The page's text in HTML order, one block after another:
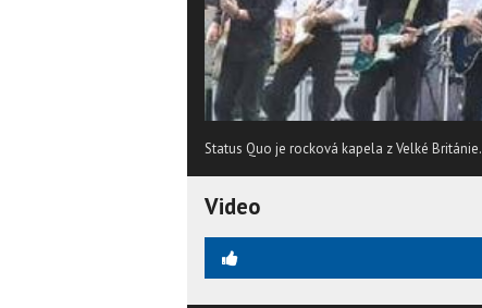
Status Quo je rocková kapela z Velké Británie.
Video